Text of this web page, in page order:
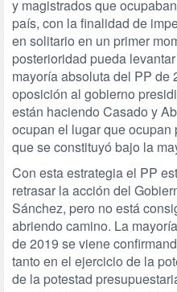
y magistrados que
país, con la finalidad de
en solitario en un primer
posterioridad pueda
mayoría absoluta del PP de
oposición al gobierno
están haciendo Casado y
ocupan el lugar que
que se constituyó bajo la
Con esta estrategia el PP
retrasar la acción del
Sánchez, pero no está
abriendo camino. La
de 2019 se viene
tanto en el ejercicio de la
de la potestad